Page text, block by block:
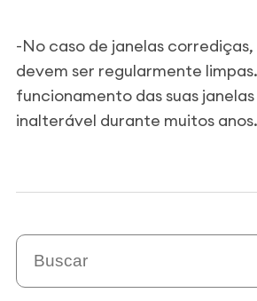
-No caso de janelas corrediças,
devem ser regularmente
funcionamento das suas
inalterável durante muitos anos.